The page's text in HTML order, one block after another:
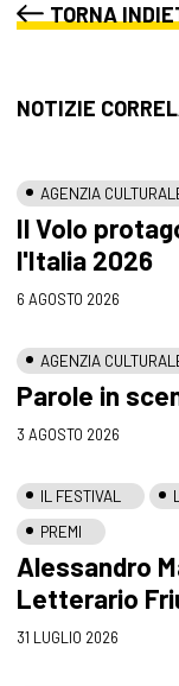
TORNA
NOTIZIE
AGENZIA
Il Volo
l'Italia 2026
6 AGOSTO 2026
AGENZIA
Parole in
3 AGOSTO 2026
IL FESTIVAL
PREMI
Alessandro
Letterario
31 LUGLIO 2026